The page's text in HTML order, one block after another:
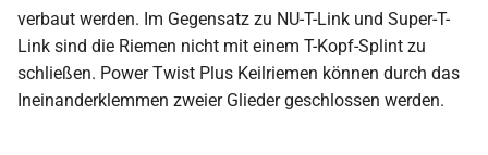
verbaut werden. Im Gegensatz zu NU-T-Link und Super-T-
Link sind die Riemen nicht mit einem T-Kopf-Splint zu
schließen. Power Twist Plus Keilriemen können durch das
Ineinanderklemmen zweier Glieder geschlossen werden.